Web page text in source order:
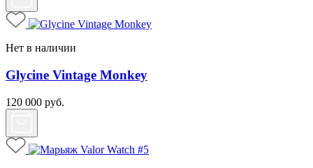
Нет в наличии
Glycine Vintage Monkey
120 000 руб.